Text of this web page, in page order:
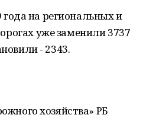
года на региональных и
уже заменили 3737
- 2343.
хозяйства» РБ